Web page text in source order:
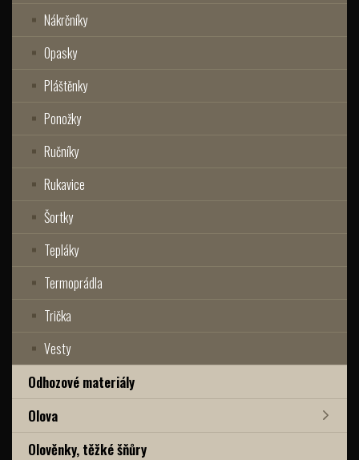
Nákrčníky
Opasky
Pláštěnky
Ponožky
Ručníky
Rukavice
Šortky
Tepláky
Termoprádla
Trička
Vesty
Odhozové materiály
Olova
Olověnky, těžké šňůry